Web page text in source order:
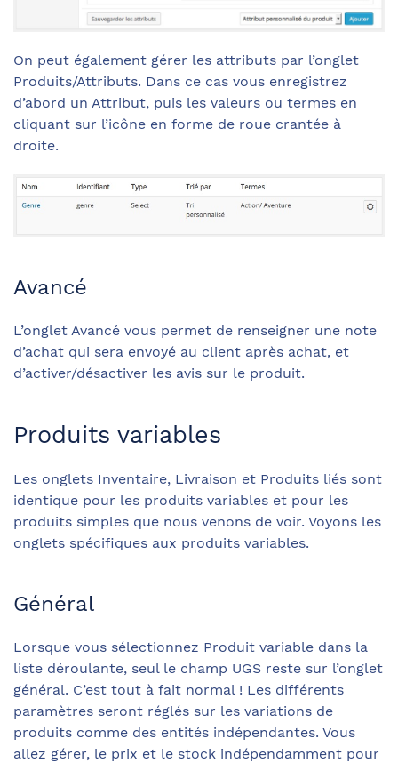
On peut également gérer les attributs par l’onglet
Produits/Attributs. Dans ce cas vous enregistrez
d’abord un Attribut, puis les valeurs ou termes en
cliquant sur l’icône en forme de roue crantée à
droite.
Avancé
L’onglet Avancé vous permet de renseigner une note
d’achat qui sera envoyé au client après achat, et
d’activer/désactiver les avis sur le produit.
Produits variables
Les onglets Inventaire, Livraison et Produits liés sont
identique pour les produits variables et pour les
produits simples que nous venons de voir. Voyons les
onglets spécifiques aux produits variables.
Général
Lorsque vous sélectionnez Produit variable dans la
liste déroulante, seul le champ UGS reste sur l’onglet
général. C’est tout à fait normal ! Les différents
paramètres seront réglés sur les variations de
produits comme des entités indépendantes. Vous
allez gérer, le prix et le stock indépendamment pour